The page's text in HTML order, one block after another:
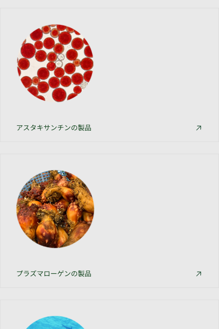
アスタキサンチンの製品
プラズマローゲンの製品